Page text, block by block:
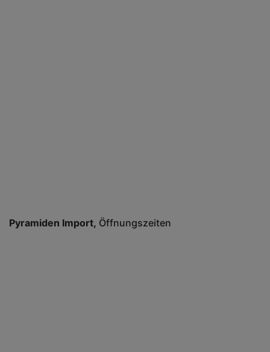
Pyramiden Import Öffnungszeiten